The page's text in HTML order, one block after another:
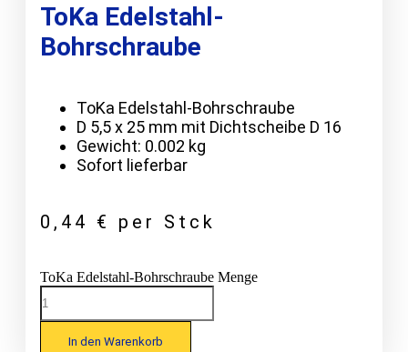
ToKa Edelstahl-
Bohrschraube
ToKa Edelstahl-Bohrschraube
D 5,5 x 25 mm mit Dichtscheibe D 16
Gewicht: 0.002 kg
Sofort lieferbar
0,44 € per Stck
ToKa Edelstahl-Bohrschraube Menge
In den Warenkorb